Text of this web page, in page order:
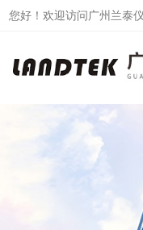
您好！欢迎访问广州兰泰